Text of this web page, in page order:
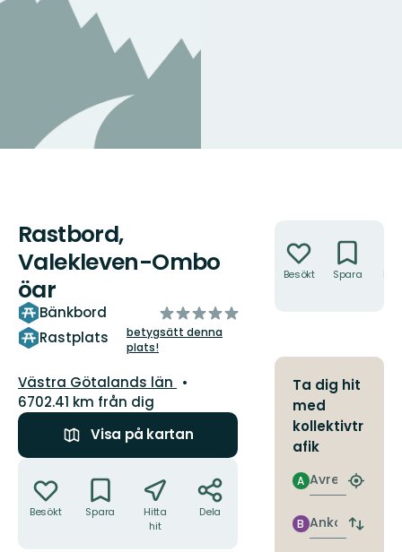
Rastbord,
Valekleven-Ombo
öar
Bänkbord
Rastplats
av
5
stjärnor
betygsätt denna
plats!
Län:
Västra Götalands län
6702.41 km från dig
Visa på kartan
Besökt Spara
Hitta
hit
Dela
Besökt Spara
Ta dig hit
med
kollektivtr
afik
Avresa
A
Hitta
Ankomst
B
Byt